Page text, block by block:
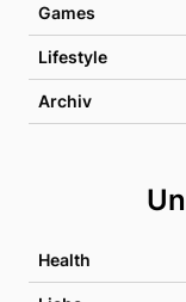
Games
Lifestyle
Archiv
Health